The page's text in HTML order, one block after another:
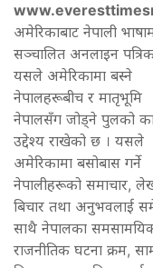
अमेरिकाबाट नेपाली
सञ्चालित अनलाइन
यसले अमेरिकामा बस्ने
नेपालहरूबीच र मातृभूमि
नेपालसँग जोड्ने पुलको
उद्देश्य राखेको छ । यसले
अमेरिकामा बसोबास गर्ने
नेपालीहरूको समाचार,
बिचार तथा अनुभवलाई
साथै नेपालका
राजनीतिक घटना क्रम,